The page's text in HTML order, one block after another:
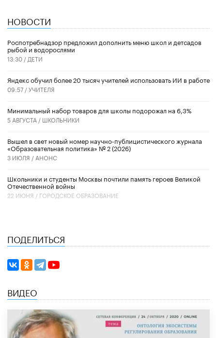
НОВОСТИ
Роспотребнадзор предложил дополнить меню школ и детсадов
рыбой и водорослями
13:30 / ДЕТИ
​Яндекс обучил более 20 тысяч учителей использовать ИИ в работе
09:57 /УЧИТЕЛЯ
Минимальный набор товаров для школы подорожал на 6,3%
5 АВГУСТА / ШКОЛЬНИКИ
Вышел в свет новый номер научно-публицистического журнала
«Образовательная политика» № 2 (2026)
3 ИЮЛЯ / АНОНС
Школьники и студенты Москвы почтили память героев Великой
Отечественной войны
22 ИЮНЯ / ГОРОДСКОЕ ОБРАЗОВАНИЕ
ПОДЕЛИТЬСЯ
ВИДЕО